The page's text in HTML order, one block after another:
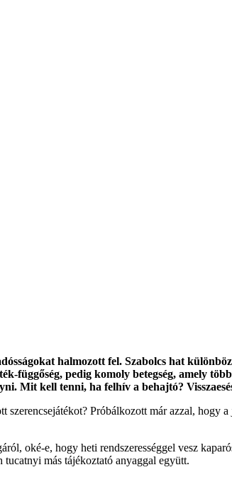
halmozott fel. Szabolcs hat
függőség, pedig komoly betegség, amely
Mit kell tenni, ha felhív a behajtó?
Próbálkozott már azzal, hogy
oké-e, hogy heti rendszerességgel vesz
más tájékoztató anyaggal együtt.